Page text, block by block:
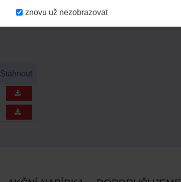
znovu už nezobrazovat
Stáhnout